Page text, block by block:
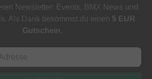
Newsletter: Events, BMX News und
Als Dank bekommst du einen 5 EUR
Gutschein.